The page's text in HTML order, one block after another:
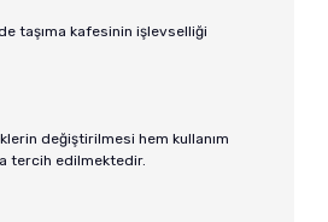
taşıma kafesinin işlevselliği
değiştirilmesi hem kullanım
tercih edilmektedir.